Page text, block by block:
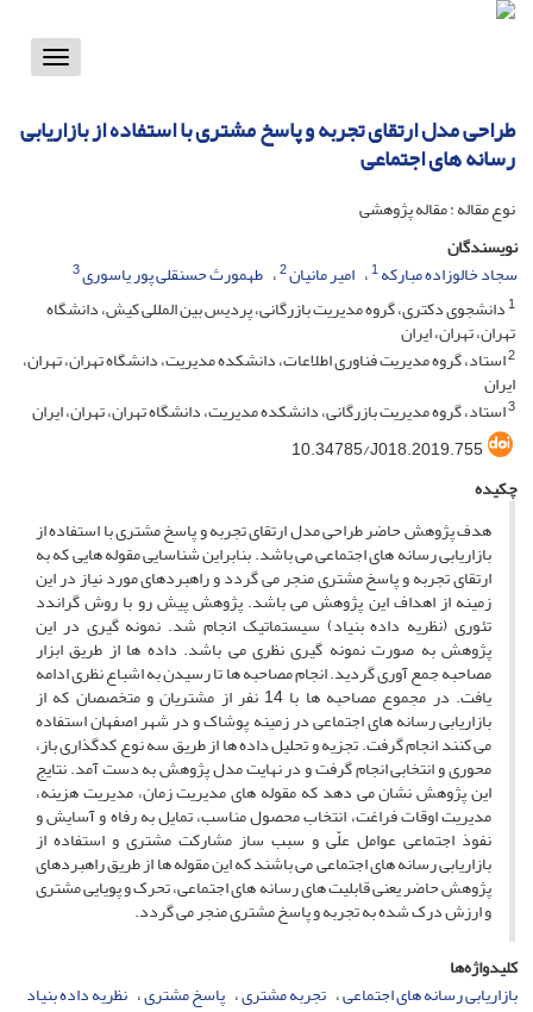
Toggle
طراحی مدل ارتقای تجربه و پاسخ مشتری با استفاده از بازاریابی
رسانه های اجتماعی
نوع مقاله : مقاله پژوهشی
نویسندگان
سجاد خالوزاده مبارکه1 امیر مانیان2 طهمورث حسنقلی پور یاسوری3
1دانشجوی دکتری، گروه مدیریت بازرگانی، پردیس بین المللی کیش، دانشگاه
تهران، تهران، ایران
2استاد، گروه مدیریت فناوری اطلاعات، دانشکده مدیریت، دانشگاه تهران، تهران،
ایران
3استاد، گروه مدیریت بازرگانی، دانشکده مدیریت، دانشگاه تهران، تهران، ایران
10.34785/J018.2019.755
چکیده
هدف پژوهش حاضر طراحی مدل ارتقای تجربه و پاسخ مشتری با استفاده از
بازاریابی رسانه های اجتماعی می باشد. بنابراین شناسایی مقوله هایی که به
ارتقای تجربه و پاسخ مشتری منجر می گردد و راهبردهای مورد نیاز در این
زمینه از اهداف این پژوهش می باشد. پژوهش پیش رو با روش گراندد
تئوری (نظریه داده بنیاد) سیستماتیک انجام شد. نمونه گیری در این
پژوهش به صورت نمونه گیری نظری می باشد. داده ها از طریق ابزار
مصاحبه جمع آوری گردید. انجام مصاحبه ها تا رسیدن به اشباع نظری ادامه
یافت. در مجموع مصاحبه ها با 14 نفر از مشتریان و متخصصان که از
بازاریابی رسانه های اجتماعی در زمینه پوشاک و در شهر اصفهان استفاده
می کنند انجام گرفت. تجزیه و تحلیل داده ها از طریق سه نوع کدگذاری باز،
محوری و انتخابی انجام گرفت و در نهایت مدل پژوهش به دست آمد. نتایج
این پژوهش نشان می دهد که مقوله های مدیریت زمان، مدیریت هزینه،
مدیریت اوقات فراغت، انتخاب محصول مناسب، تمایل به رفاه و آسایش و
نفوذ اجتماعی عوامل علّی و سبب ساز مشارکت مشتری و استفاده از
بازاریابی رسانه های اجتماعی می باشند که این مقوله ها از طریق راهبردهای
پژوهش حاضر یعنی قابلیت های رسانه های اجتماعی، تحرک و پویایی مشتری
و ارزش درک شده به تجربه و پاسخ مشتری منجر می گردد.
کلیدواژه‌ها
بازاریابی رسانه های اجتماعی تجربه مشتری پاسخ مشتری نظریه داده بنیاد